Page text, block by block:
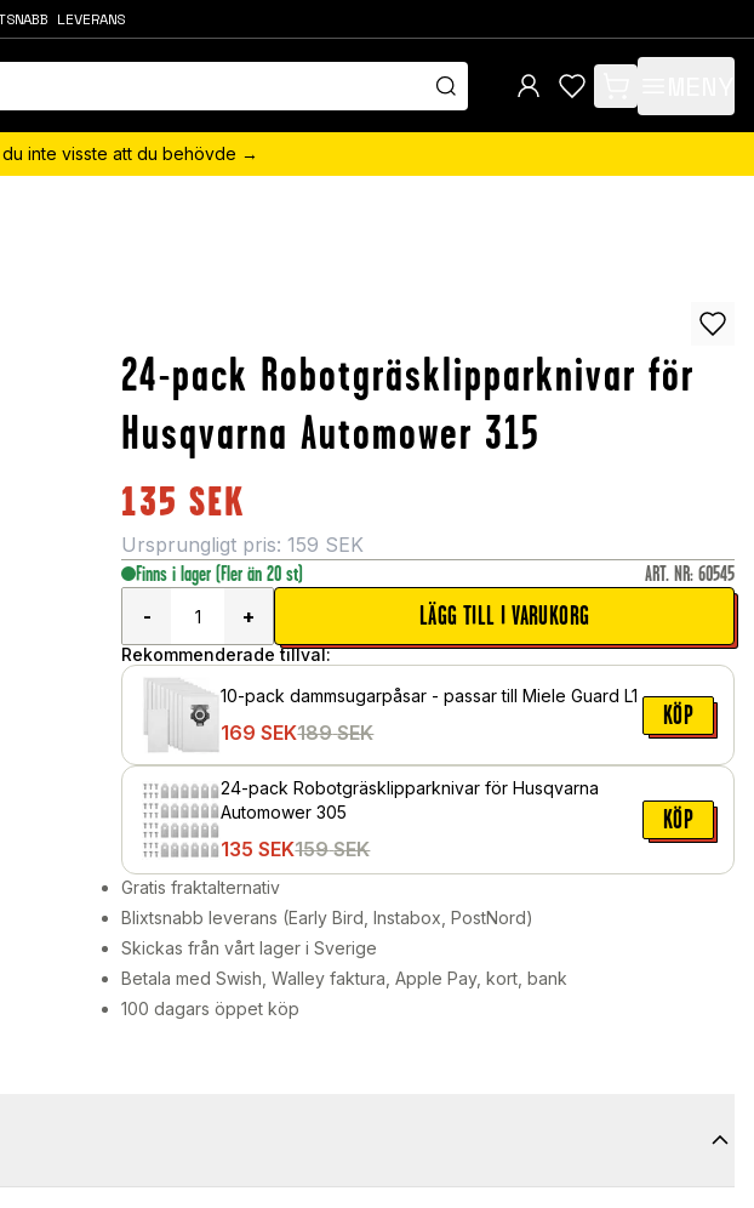
LEVERANS
items in cart, view
inte visste att du behövde →
24-pack Robotgräsklipparknivar för
Husqvarna Automower 315
135 SEK
Ursprungligt pris: 159 SEK
Finns i lager (Fler än 20 st) ART. NR: 60545
-
+ LÄGG TILL I VARUKORG
Rekommenderade tillval:
10-pack dammsugarpåsar - passar till Miele Guard L1
169 SEK189 SEK
KÖP
24-pack Robotgräsklipparknivar för Husqvarna
Automower 305
135 SEK159 SEK
KÖP
Gratis fraktalternativ
Blixtsnabb leverans (Early Bird, Instabox, PostNord)
Skickas från vårt lager i Sverige
Betala med Swish, Walley faktura, Apple Pay, kort, bank
100 dagars öppet köp